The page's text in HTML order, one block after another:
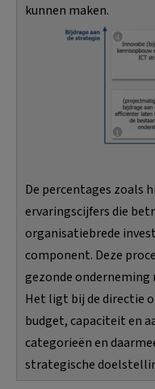
kunnen maken.
De percentages zoals
ervaringscijfers die
organisatiebrede
component. Deze
gezonde onderneming
Het ligt bij de directie
budget, capaciteit en
categorieën en
strategische